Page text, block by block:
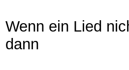
Wenn ein Lied
dann